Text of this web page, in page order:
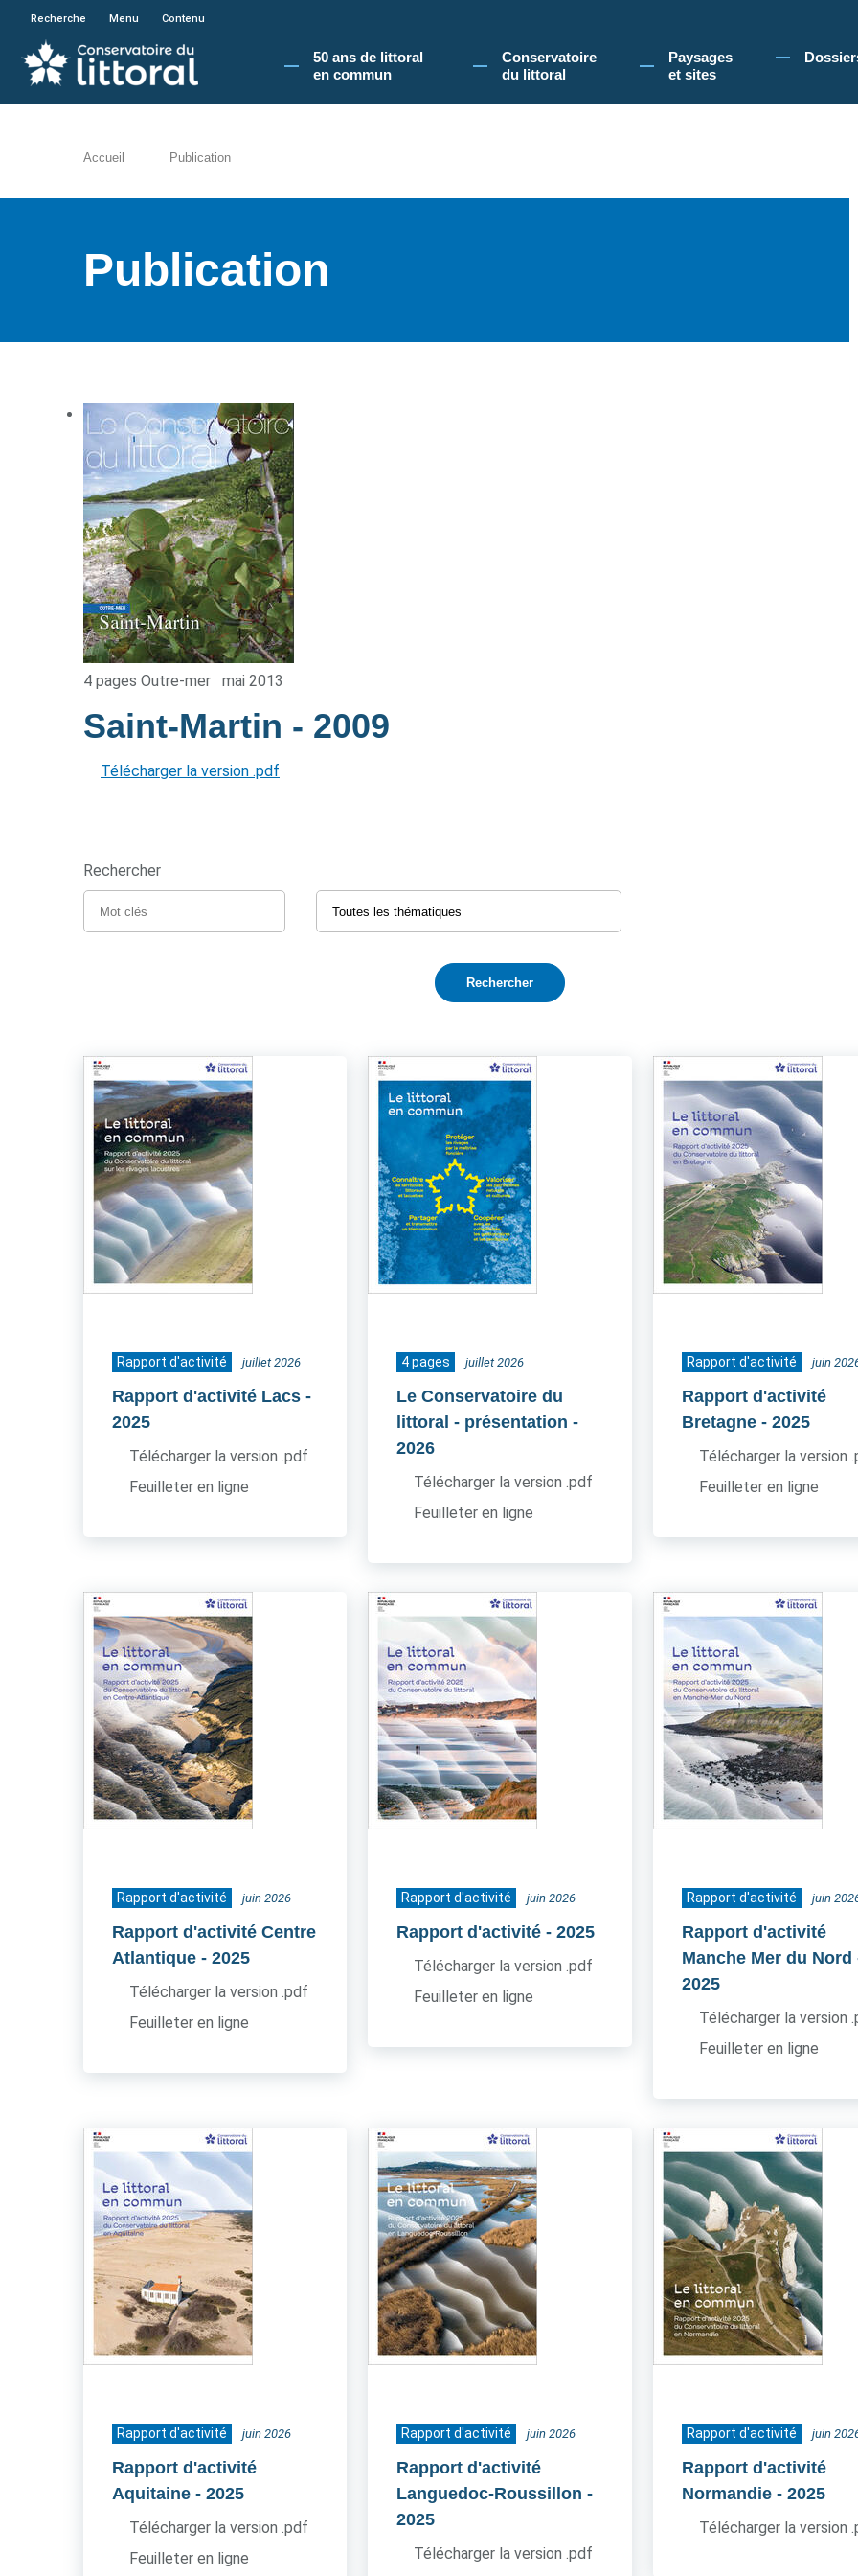
En poursuivant votre navigation sur le site du Conservatoire du littoral, vous acceptez l'utilisation de cookies pour vous
Recherche Menu Contenu
50 ans de littoral
en commun​
Conservatoire
du littoral
Paysages
et sites
Accueil Publication
Publication
4 pages Outre-mer mai 2013
Saint-Martin - 2009
Télécharger la version .pdf
Rechercher
Rapport d'activité juillet 2026
Rapport d'activité Lacs -
2025
Télécharger la version .pdf
Feuilleter en ligne
4 pages juillet 2026
Le Conservatoire du
littoral - présentation -
2026
Télécharger la version .pdf
Feuilleter en ligne
Rapport d'activité juin
Rapport d'activité
Bretagne - 2025
Télécharger la version
Feuilleter en ligne
Rapport d'activité juin 2026
Rapport d'activité Centre
Atlantique - 2025
Télécharger la version .pdf
Feuilleter en ligne
Rapport d'activité juin 2026
Rapport d'activité - 2025
Télécharger la version .pdf
Feuilleter en ligne
Rapport d'activité juin
Rapport d'activité
Manche Mer du Nord
2025
Télécharger la version
Feuilleter en ligne
Rapport d'activité juin 2026
Rapport d'activité
Aquitaine - 2025
Télécharger la version .pdf
Feuilleter en ligne
Rapport d'activité juin 2026
Rapport d'activité
Languedoc-Roussillon -
2025
Télécharger la version .pdf
Rapport d'activité juin
Rapport d'activité
Normandie - 2025
Télécharger la version